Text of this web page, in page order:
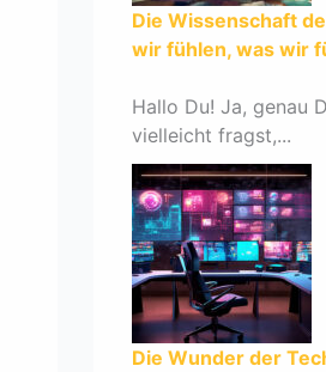
Die Wissenschaft
wir fühlen, was wir
Hallo Du! Ja, genau
vielleicht fragst,...
Die Wunder der